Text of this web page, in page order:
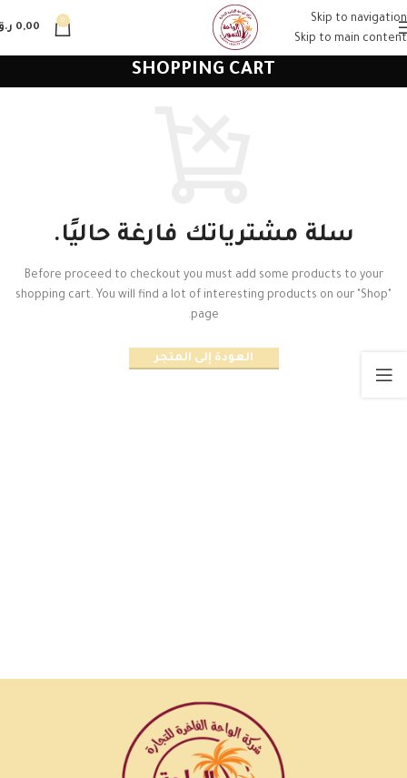
Skip to navigation
Skip to main content
0
0,00
SHOPPING CART
سلة مشترياتك فارغة حاليًا.
Before proceed to checkout you must add some products to your
shopping cart. You will find a lot of interesting products on our "Shop"
page.
العودة إلى المتجر